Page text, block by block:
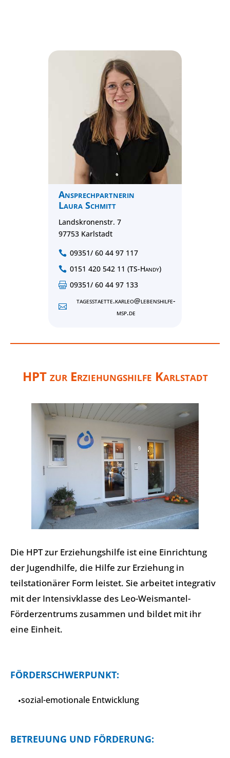
Ansprechpartnerin
Laura Schmitt
Landskronenstr. 7
97753 Karlstadt
 09351/ 60 44 97 117
 0151 420 542 11 (TS-Handy)
 09351/ 60 44 97 133

tagesstaette.karleo@lebenshilfe-
msp.de
HPT zur Erziehungshilfe Karlstadt
Die HPT zur Erziehungshilfe ist eine Einrichtung
der Jugendhilfe, die Hilfe zur Erziehung in
teilstationärer Form leistet. Sie arbeitet integrativ
mit der Intensivklasse des Leo-Weismantel-
Förderzentrums zusammen und bildet mit ihr
eine Einheit.
FÖRDERSCHWERPUNKT:
sozial-emotionale Entwicklung
BETREUUNG UND FÖRDERUNG: